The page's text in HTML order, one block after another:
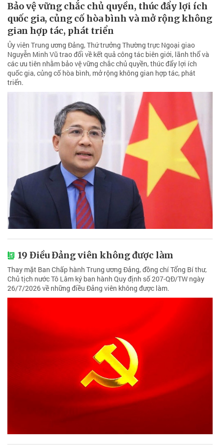
Bảo vệ vững chắc chủ quyền, thúc đẩy lợi ích
quốc gia, củng cố hòa bình và mở rộng không
gian hợp tác, phát triển
Ủy viên Trung ương Đảng, Thứ trưởng Thường trực Ngoại giao
Nguyễn Minh Vũ trao đổi về kết quả công tác biên giới, lãnh thổ và
các ưu tiên nhằm bảo vệ vững chắc chủ quyền, thúc đẩy lợi ích
quốc gia, củng cố hòa bình, mở rộng không gian hợp tác, phát
triển.
19 Điều Đảng viên không được làm
Thay mặt Ban Chấp hành Trung ương Đảng, đồng chí Tổng Bí thư,
Chủ tịch nước Tô Lâm ký ban hành Quy định số 207-QĐ/TW ngày
26/7/2026 về những điều Đảng viên không được làm.